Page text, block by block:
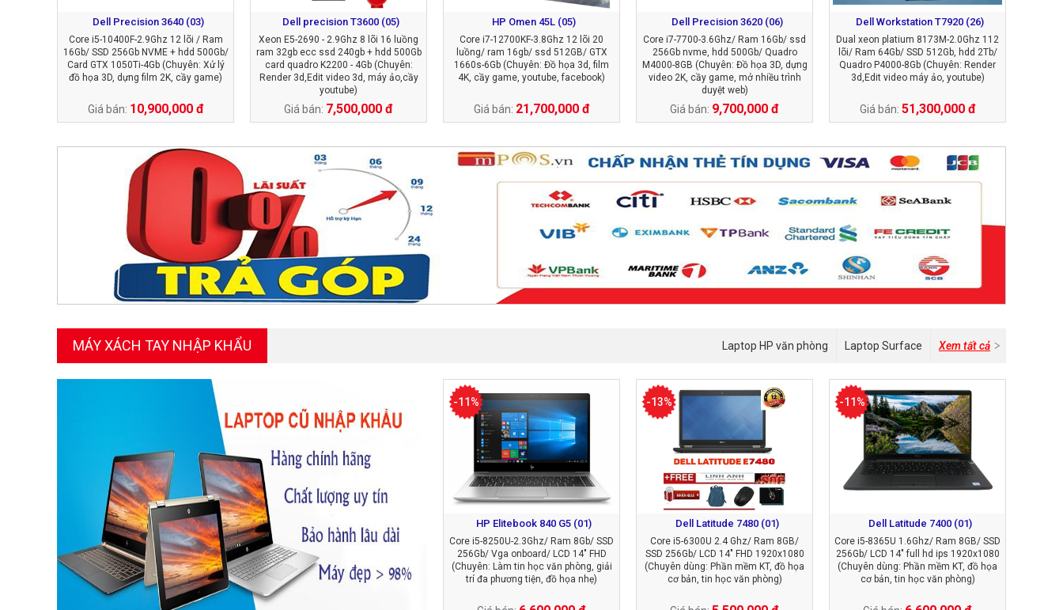
Dell Precision 3640 (03)
Core i5-10400F-2.9Ghz 12 lõi / Ram
16Gb/ SSD 256Gb NVME + hdd 500Gb/
Card GTX 1050Ti-4Gb (Chuyên: Xử lý
đồ họa 3D, dựng film 2K, cầy game)
Giá bán: 10,900,000 đ
Dell precision T3600 (05)
Xeon E5-2690 - 2.9Ghz 8 lõi 16 luồng
ram 32gb ecc ssd 240gb + hdd 500Gb
card quadro K2200 - 4Gb (Chuyên:
Render 3d,Edit video 3d, máy ảo,cầy
youtube)
Giá bán: 7,500,000 đ
HP Omen 45L (05)
Core i7-12700KF-3.8Ghz 12 lõi 20
luồng/ ram 16gb/ ssd 512GB/ GTX
1660s-6Gb (Chuyên: Đồ họa 3d, film
4K, cầy game, youtube, facebook)
Giá bán: 21,700,000 đ
Dell Precision 3620 (06)
Core i7-7700-3.6Ghz/ Ram 16Gb/ ssd
256Gb nvme, hdd 500Gb/ Quadro
M4000-8GB (Chuyên: Đồ họa 3D, dựng
video 2K, cầy game, mở nhiều trình
duyệt web)
Giá bán: 9,700,000 đ
Dell Workstation T7920 (26)
Dual xeon platium 8173M-2.0Ghz 112
lõi/ Ram 64Gb/ SSD 512Gb, hdd 2Tb/
Quadro P4000-8Gb (Chuyên: Render
3d,Edit video máy ảo, youtube)
Giá bán: 51,300,000 đ
Xem tất cả
Laptop Surface
Laptop HP văn phòng
MÁY XÁCH TAY NHẬP KHẨU
HP Elitebook 840 G5 (01)
Core i5-8250U-2.3Ghz/ Ram 8Gb/ SSD
256Gb/ Vga onboard/ LCD 14" FHD
(Chuyên: Làm tin học văn phòng, giải
trí đa phương tiện, đồ họa nhẹ)
-11%
Dell Latitude 7480 (01)
Core i5-6300U 2.4 Ghz/ Ram 8GB/
SSD 256Gb/ LCD 14" FHD 1920x1080
(Chuyên dùng: Phần mềm KT, đồ họa
cơ bản, tin học văn phòng)
-13%
Dell Latitude 7400 (01)
Core i5-8365U 1.6Ghz/ Ram 8GB/ SSD
256Gb/ LCD 14" full hd ips 1920x1080
(Chuyên dùng: Phần mềm KT, đồ họa
cơ bản, tin học văn phòng)
-11%